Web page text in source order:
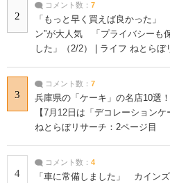
2
コメント数： 7
「もっと早く買えば良かった」
ン”が大人気 「プライバシーも
した」（2/2） | ライフ ねとらぼ
3
コメント数： 7
兵庫県の「ケーキ」の名店10選
【7月12日は「デコレーション
ねとらぼリサーチ：2ページ目
4
コメント数： 4
「車に常備しました」 カイン